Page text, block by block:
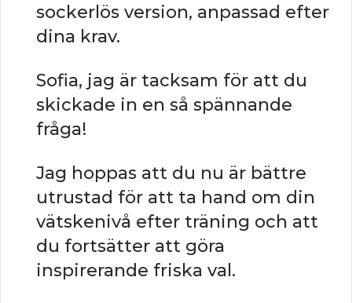
sockerlös version, anpassad efter
dina krav.
Sofia, jag är tacksam för att du
skickade in en så spännande
fråga!
Jag hoppas att du nu är bättre
utrustad för att ta hand om din
vätskenivå efter träning och att
du fortsätter att göra
inspirerande friska val.